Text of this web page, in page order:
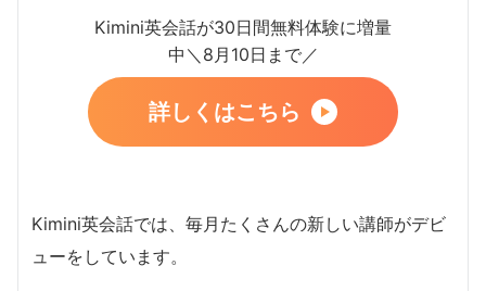
Kimini英会話が30日間無料体験に増量
中＼8月10日まで／
詳しくはこちら
Kimini英会話では、毎月たくさんの新しい講師がデビ
ューをしています。